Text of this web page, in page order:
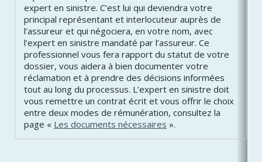
expert en sinistre. C’est lui qui deviendra votre
principal représentant et interlocuteur auprès de
l’assureur et qui négociera, en votre nom, avec
l’expert en sinistre mandaté par l’assureur. Ce
professionnel vous fera rapport du statut de votre
dossier, vous aidera à bien documenter votre
réclamation et à prendre des décisions informées
tout au long du processus. L’expert en sinistre doit
vous remettre un contrat écrit et vous offrir le choix
entre deux modes de rémunération, consultez la
page « Les documents nécessaires ».